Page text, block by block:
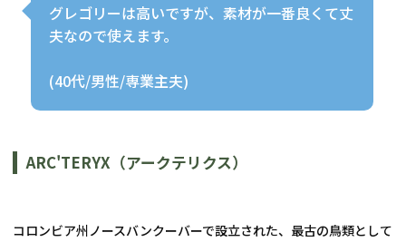
グレゴリーは高いですが、素材が一番良くて丈
夫なので使えます。
(40代/男性/専業主夫)
ARC'TERYX（アークテリクス）
コロンビア州ノースバンクーバーで設立された、最古の鳥類として